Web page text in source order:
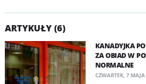
ARTYKUŁY (6)
KANADYJKA
ZA OBIAD W
NORMALNE
CZWARTEK, 7